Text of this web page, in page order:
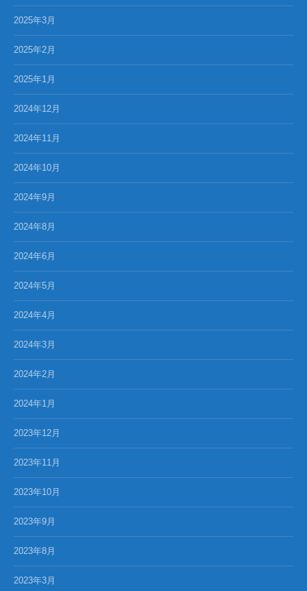
2025年3月
2025年2月
2025年1月
2024年12月
2024年11月
2024年10月
2024年9月
2024年8月
2024年6月
2024年5月
2024年4月
2024年3月
2024年2月
2024年1月
2023年12月
2023年11月
2023年10月
2023年9月
2023年8月
2023年3月